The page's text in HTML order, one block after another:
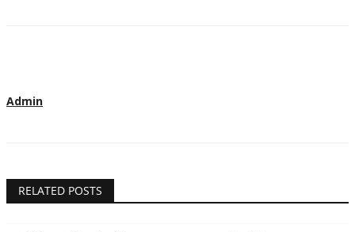
Admin
RELATED POSTS